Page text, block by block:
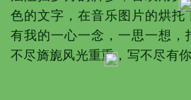
色的文字，在音乐图片的烘托
有我的一心一念，一思一想，
不尽旖旎风光重重，写不尽有